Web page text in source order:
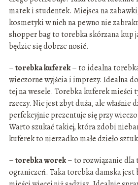
matek i studentek. Miejsca na
kosmetyki w nich na pewno nie
shopper bag to torebka skórzana kup
będzie się dobrze nosić.
–torebka kuferek– to idealna
wieczorne wyjścia i imprezy. Idealna
tej na wesele. Torebka kuferek mieści
rzeczy. Nie jest zbyt duża, ale właśnie
perfekcyjnie prezentuje się przy
Warto szukać takiej, która zdobi
kuferek to nierzadko małe dzieło
–torebka worek– to rozwiązanie dla
ograniczeń. Taka torebka damska jest